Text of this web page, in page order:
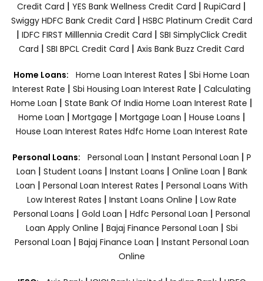
Credit Card | YES Bank Wellness Credit Card | RupiCard |
Swiggy HDFC Bank Credit Card | HSBC Platinum Credit Card
| IDFC FIRST Milllennia Credit Card | SBI SimplyClick Credit
Card | SBI BPCL Credit Card | Axis Bank Buzz Credit Card
Home Loans: Home Loan Interest Rates | Sbi Home Loan
Interest Rate | Sbi Housing Loan Interest Rate | Calculating
Home Loan | State Bank Of India Home Loan Interest Rate |
Home Loan | Mortgage | Mortgage Loan | House Loans |
House Loan Interest Rates Hdfc Home Loan Interest Rate
Personal Loans: Personal Loan | Instant Personal Loan | P
Loan | Student Loans | Instant Loans | Online Loan | Bank
Loan | Personal Loan Interest Rates | Personal Loans With
Low Interest Rates | Instant Loans Online | Low Rate
Personal Loans | Gold Loan | Hdfc Personal Loan | Personal
Loan Apply Online | Bajaj Finance Personal Loan | Sbi
Personal Loan | Bajaj Finance Loan | Instant Personal Loan
Online